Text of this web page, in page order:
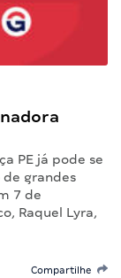
PE já pode se
grandes
7 de
Raquel Lyra,
Compartilhe